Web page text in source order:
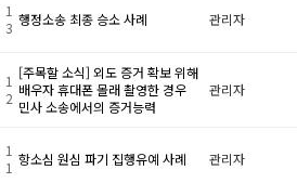
1
3 행정소송 최종 승소 사례 관리자
1
2
[주목할 소식] 외도 증거 확보 위해
배우자 휴대폰 몰래 촬영한 경우
민사 소송에서의 증거능력
관리자
1
1 항소심 원심 파기 집행유예 사례 관리자